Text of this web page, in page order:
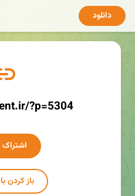
دانلود
?p=5304
باز کردن